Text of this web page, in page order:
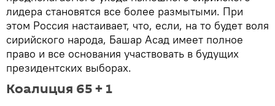
лидера становятся все более размытыми. При
этом Россия настаивает, что, если, на то будет воля
сирийского народа, Башар Асад имеет полное
право и все основания участвовать в будущих
президентских выборах.
Коалиция 65 + 1